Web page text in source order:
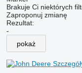
Brakuje Ci niektórych
Zaproponuj zmianę
Rezultat:
-
pokaż